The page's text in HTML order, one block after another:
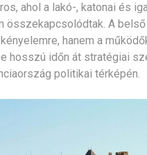
ahol a lakó-, katonai és
összekapcsolódtak. A
hanem a
hosszú időn át stratégiai
politikai térképén.